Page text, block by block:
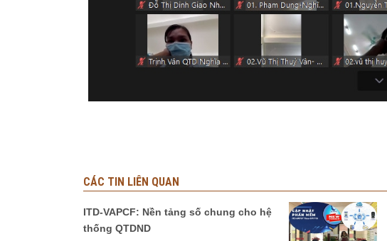
CÁC TIN LIÊN QUAN
ITD-VAPCF: Nền tảng số chung cho hệ
thống QTDND